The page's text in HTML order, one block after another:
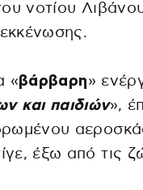
νοτίου
«βάρβαρη»
και παιδιών»,
έξω από τις